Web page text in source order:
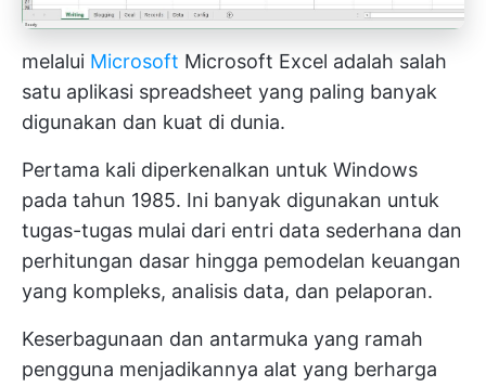
melalui Microsoft Microsoft Excel adalah salah
satu aplikasi spreadsheet yang paling banyak
digunakan dan kuat di dunia.
Pertama kali diperkenalkan untuk Windows
pada tahun 1985. Ini banyak digunakan untuk
tugas-tugas mulai dari entri data sederhana dan
perhitungan dasar hingga pemodelan keuangan
yang kompleks, analisis data, dan pelaporan.
Keserbagunaan dan antarmuka yang ramah
pengguna menjadikannya alat yang berharga